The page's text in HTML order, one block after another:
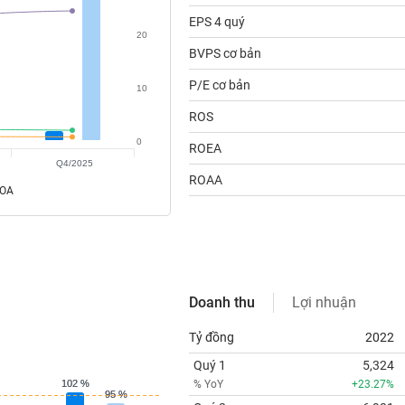
0
10
20
Q4/2025
EPS 4 quý
BVPS cơ bản
P/E cơ bản
ROS
ROEA
ROAA
102 %
102 %
95 %
95 %
Doanh thu Lợi nhuận
Tỷ đồng 2022
Quý 1
% YoY
5,324
+23.27%